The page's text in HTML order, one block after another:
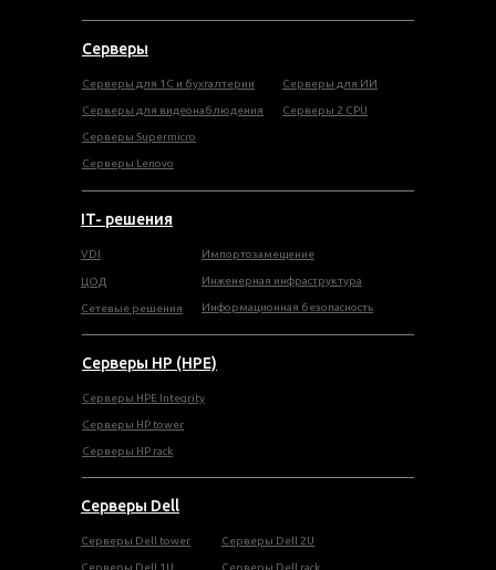
Серверы
Серверы HP (HPE)
Серверы Dell
Серверы для 1С и бухгалтерии
Серверы для видеонаблюдения
Серверы Supermicro
Серверы HPE Integrity
Cерверы HP tower
Cерверы HP rack
Серверы Lenovo
Серверы для ИИ
Серверы 2 CPU
Cерверы Dell tower
Серверы Dell 1U
Серверы Dell 2U
Серверы Dell rack
VDI
ЦОД
Сетевые решения
Импортозамещение
Инженерная инфраструктура
Информационная безопасность
IT- решения